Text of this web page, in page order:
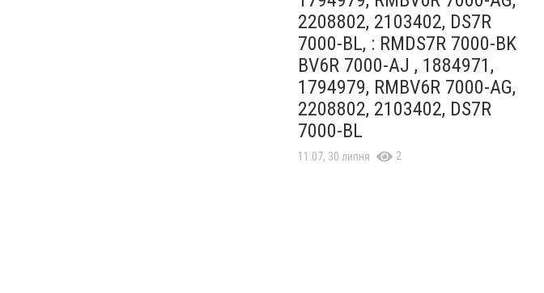
2208802, 2103402, DS7R
7000-BL, : RMDS7R 7000-BK
BV6R 7000-AJ , 1884971,
1794979, RMBV6R 7000-AG,
2208802, 2103402, DS7R
7000-BL
11:07, 30 липня 2